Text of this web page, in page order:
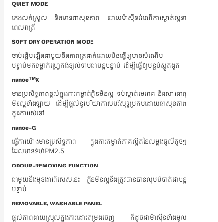
QUIET MODE
គេងលក់ស្រួល និងមានផាសុខភាព ដោយម៉ាស៊ីនដំណើការស្ងាត់ល្អនា
ពេលរាត្រី
SOFT DRY OPERATION MODE
ចាប់ផ្តើមឡើងជាមួយនឹងភាពត្រជាក់ដោយមិនធ្វើឲ្យមានសំណើម
បន្ទាប់មកទម្លាក់ហ្វ្រេកង់ខ្យល់ទាបជាបន្តបន្ទាប់ ដើម្បីធ្វើឲ្យបន្ទប់ស្ងួតងួត
nanoeTMX
មានប្រសិទ្ធភាពខ្ពស់ក្នុងការកម្ចាត់ក្លិនមិនល្អ ទប់ស្កាត់មេរោគ និងសារធាតុ
មិនល្អទាំងឡាយ ដើម្បីផ្តល់នូវបរិយាកាសបរិសុទ្ធប្រកបដោយផាសុខភាព
ក្នុងការរស់នៅ
nanoe-G
ធ្វើការយ៉ាងមានប្រសិទ្ធភាព ក្នុងការកម្ចាត់ភាគល្អិតនៃលម្អងធូលីតូចៗ
ដែលមានទំហំPM2.5
ODOUR-REMOVING FUNCTION
ជាមួយនឹងមុខងារពិសេសនេះ​ ក្លិនមិនល្អនឹងត្រូវបានបានលុបបំបាត់ជាបន្ត
បន្ទាប់
REMOVABLE, WASHABLE PANEL
ផ្តល់ភាពងាយស្រួលក្នុងការដោះតម្រងចេញ ក៏ដូចជាម៉ាស៊ីនទាំងមូល